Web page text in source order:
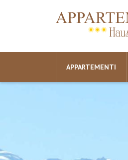
APPARTEMENTI